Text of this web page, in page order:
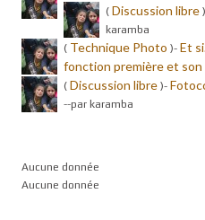
( Discussion libre
karamba
( Technique Photo )- Et
fonction première et son
( Discussion libre )-
--par karamba
Aucune donnée
Aucune donnée